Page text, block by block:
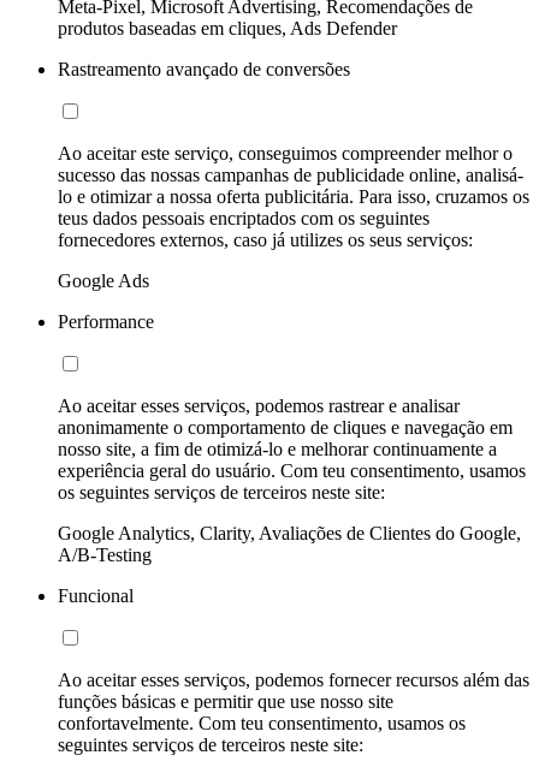
Meta-Pixel, Microsoft Advertising, Recomendações de
produtos baseadas em cliques, Ads Defender
Rastreamento avançado de conversões
Ao aceitar este serviço, conseguimos compreender melhor o
sucesso das nossas campanhas de publicidade online, analisá-
lo e otimizar a nossa oferta publicitária. Para isso, cruzamos os
teus dados pessoais encriptados com os seguintes
fornecedores externos, caso já utilizes os seus serviços:
Google Ads
Performance
Ao aceitar esses serviços, podemos rastrear e analisar
anonimamente o comportamento de cliques e navegação em
nosso site, a fim de otimizá-lo e melhorar continuamente a
experiência geral do usuário. Com teu consentimento, usamos
os seguintes serviços de terceiros neste site:
Google Analytics, Clarity, Avaliações de Clientes do Google,
A/B-Testing
Funcional
Ao aceitar esses serviços, podemos fornecer recursos além das
funções básicas e permitir que use nosso site
confortavelmente. Com teu consentimento, usamos os
seguintes serviços de terceiros neste site: